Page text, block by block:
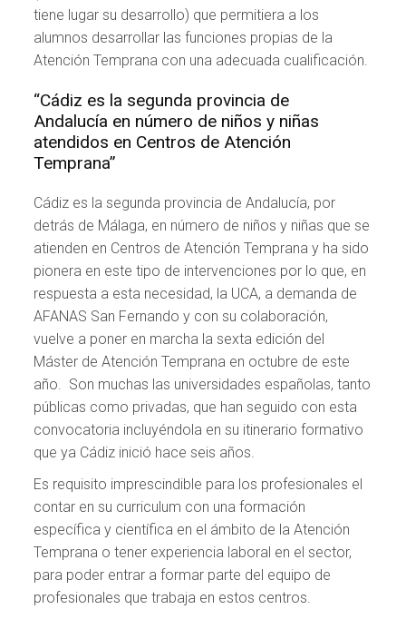
tiene lugar su desarrollo) que permitiera a los
alumnos desarrollar las funciones propias de la
Atención Temprana con una adecuada cualificación.
“Cádiz es la segunda provincia de
Andalucía en número de niños y niñas
atendidos en Centros de Atención
Temprana”
Cádiz es la segunda provincia de Andalucía, por
detrás de Málaga, en número de niños y niñas que se
atienden en Centros de Atención Temprana y ha sido
pionera en este tipo de intervenciones por lo que, en
respuesta a esta necesidad, la UCA, a demanda de
AFANAS San Fernando y con su colaboración,
vuelve a poner en marcha la sexta edición del
Máster de Atención Temprana en octubre de este
año. Son muchas las universidades españolas, tanto
públicas como privadas, que han seguido con esta
convocatoria incluyéndola en su itinerario formativo
que ya Cádiz inició hace seis años.
Es requisito imprescindible para los profesionales el
contar en su curriculum con una formación
específica y científica en el ámbito de la Atención
Temprana o tener experiencia laboral en el sector,
para poder entrar a formar parte del equipo de
profesionales que trabaja en estos centros.